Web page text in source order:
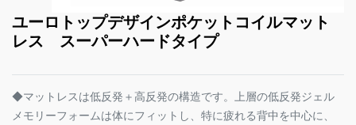
ユーロトップデザインポケットコイルマット
レス スーパーハードタイプ
◆マットレスは低反発＋高反発の構造です。上層の低反発ジェル
メモリーフォームは体にフィットし、特に疲れる背中を中心に、